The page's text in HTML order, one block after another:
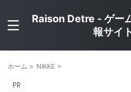
Raison Detre - ゲー
報サイト
ホーム > NIKKE >